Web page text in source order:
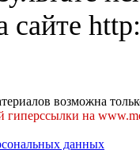
сайте
возможна
гиперссылки на
данных